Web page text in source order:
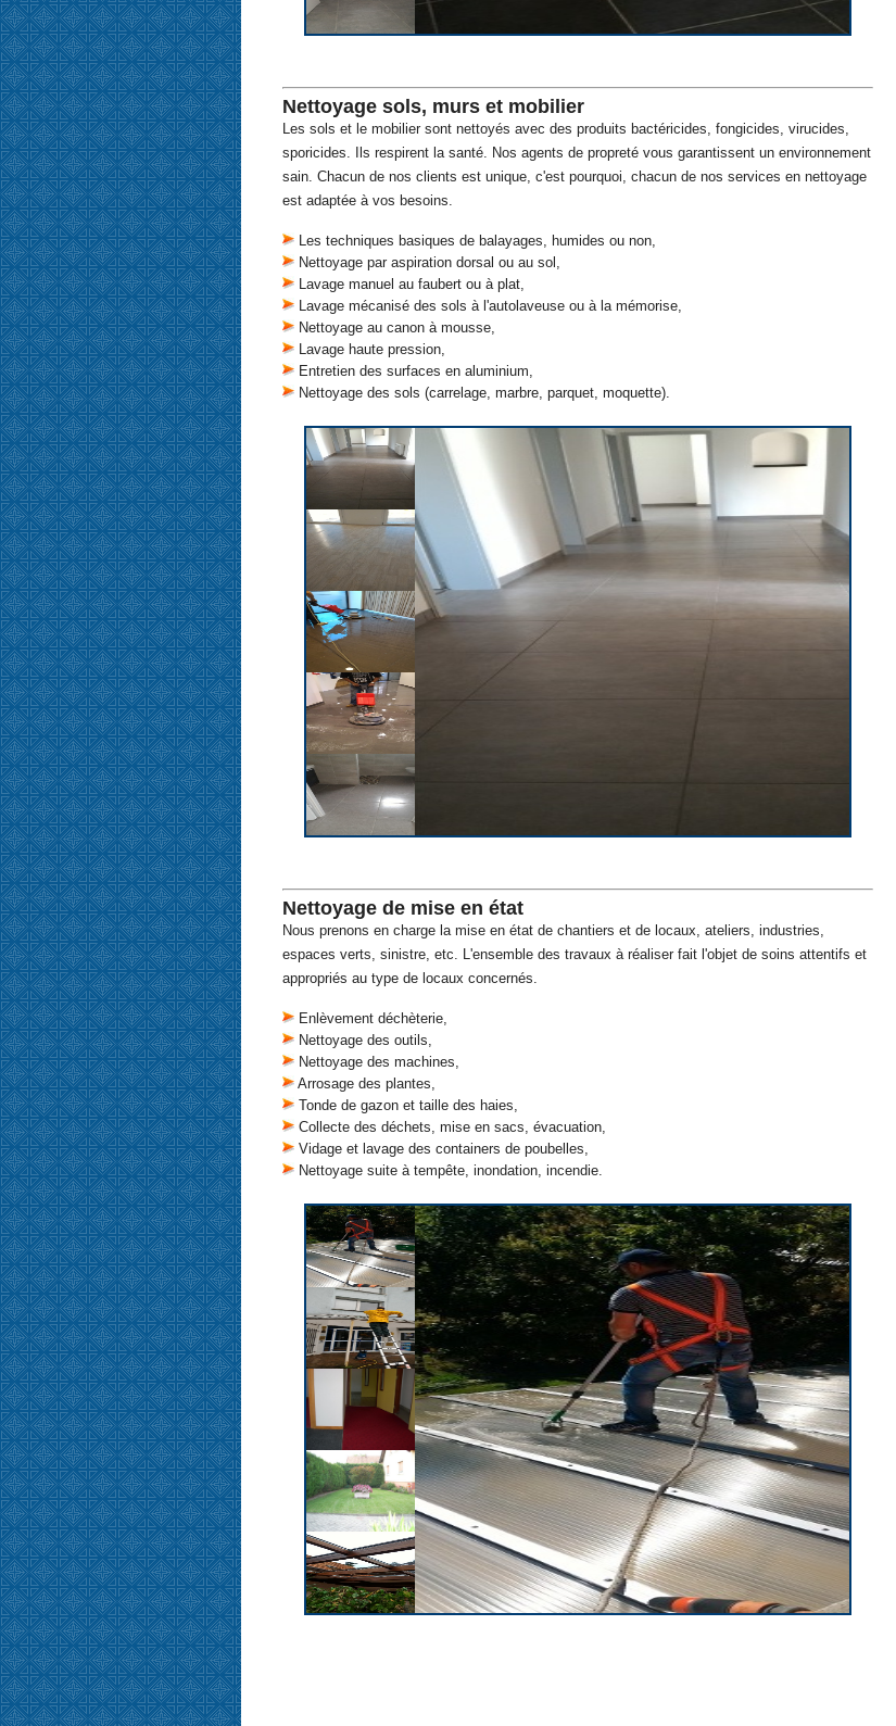
Nettoyage sols, murs et mobilier
Les sols et le mobilier sont nettoyés avec des produits bactéricides, fongicides, virucides,
sporicides. Ils respirent la santé. Nos agents de propreté vous garantissent un environnement
sain. Chacun de nos clients est unique, c'est pourquoi, chacun de nos services en nettoyage
est adaptée à vos besoins.
Les techniques basiques de balayages, humides ou non,
Nettoyage par aspiration dorsal ou au sol,
Lavage manuel au faubert ou à plat,
Lavage mécanisé des sols à l'autolaveuse ou à la mémorise,
Nettoyage au canon à mousse,
Lavage haute pression,
Entretien des surfaces en aluminium,
Nettoyage des sols (carrelage, marbre, parquet, moquette).
Nettoyage de mise en état
Nous prenons en charge la mise en état de chantiers et de locaux, ateliers, industries,
espaces verts, sinistre, etc. L'ensemble des travaux à réaliser fait l'objet de soins attentifs et
appropriés au type de locaux concernés.
Enlèvement déchèterie,
Nettoyage des outils,
Nettoyage des machines,
Arrosage des plantes,
Tonde de gazon et taille des haies,
Collecte des déchets, mise en sacs, évacuation,
Vidage et lavage des containers de poubelles,
Nettoyage suite à tempête, inondation, incendie.